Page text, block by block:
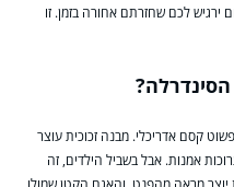
ירגיש לכם שחזרתם אחורה בזמן. זו
קסם אדריכלי. מבנה זכוכית עוצר
אמנות. אבל בשביל הילדים, זה